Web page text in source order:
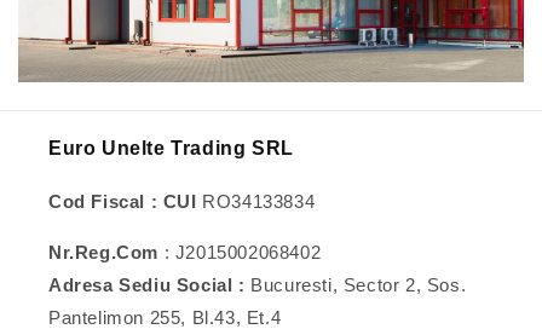
Euro Unelte Trading SRL
Cod Fiscal : CUI RO34133834
Nr.Reg.Com : J2015002068402
Adresa Sediu Social : Bucuresti, Sector 2, Sos.
Pantelimon 255, Bl.43, Et.4